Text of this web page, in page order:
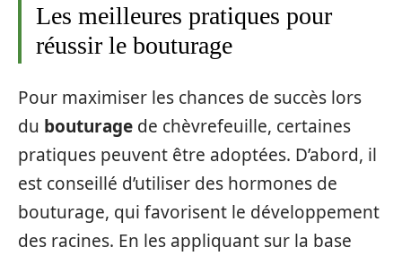
Les meilleures pratiques pour
réussir le bouturage
Pour maximiser les chances de succès lors
du bouturage de chèvrefeuille, certaines
pratiques peuvent être adoptées. D’abord, il
est conseillé d’utiliser des hormones de
bouturage, qui favorisent le développement
des racines. En les appliquant sur la base